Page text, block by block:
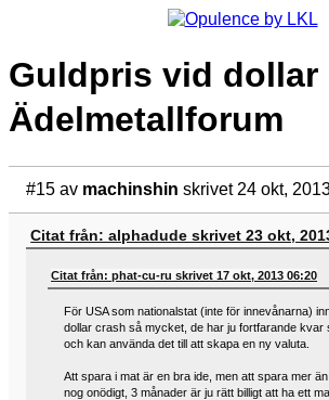
Guldpris vid dollar
Ädelmetallforum
#15 av machinshin skrivet 24 okt,
Citat från: alphadude skrivet 23 okt,
Citat från: phat-cu-ru skrivet 17 okt, 2013 06:20
För USA som nationalstat (inte för innevånarna)
dollar crash så mycket, de har ju fortfarande kvar
och kan använda det till att skapa en ny valuta.
Att spara i mat är en bra ide, men att spara mer
nog onödigt, 3 månader är ju rätt billigt att ha ett